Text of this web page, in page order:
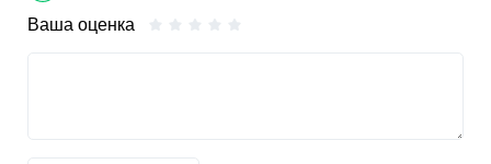
Ваша оценка